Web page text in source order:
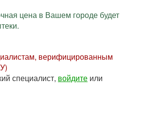
цена в Вашем городе будет
верифицированным
специалист, войдите или